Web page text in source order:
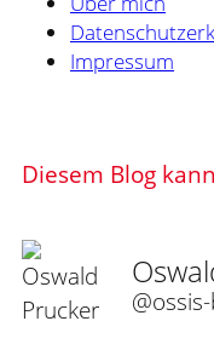
Impressum
Diesem Blog